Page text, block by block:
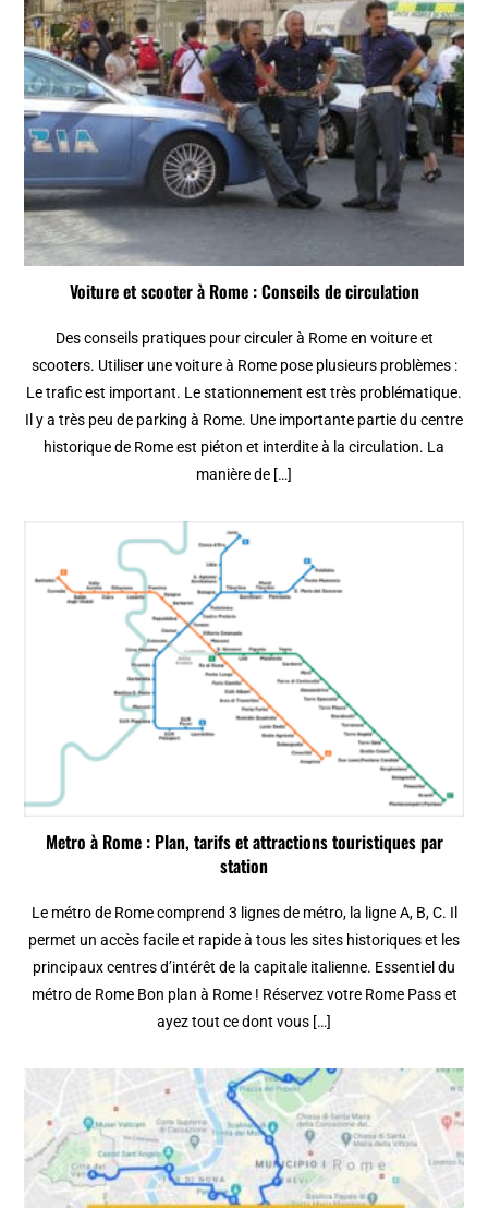
Voiture et scooter à Rome : Conseils de circulation
Des conseils pratiques pour circuler à Rome en voiture et
scooters. Utiliser une voiture à Rome pose plusieurs problèmes :
Le trafic est important. Le stationnement est très problématique.
Il y a très peu de parking à Rome. Une importante partie du centre
historique de Rome est piéton et interdite à la circulation. La
manière de […]
Metro à Rome : Plan, tarifs et attractions touristiques par
station
Le métro de Rome comprend 3 lignes de métro, la ligne A, B, C. Il
permet un accès facile et rapide à tous les sites historiques et les
principaux centres d’intérêt de la capitale italienne. Essentiel du
métro de Rome Bon plan à Rome ! Réservez votre Rome Pass et
ayez tout ce dont vous […]